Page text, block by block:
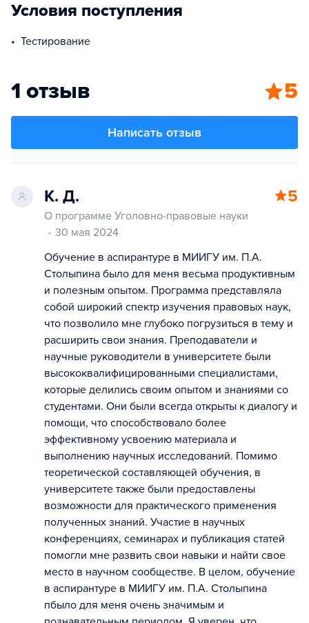
Условия поступления
тестирование
1 отзыв 5
Написать отзыв
К. Д. 5
О программе Уголовно-правовые науки
30 мая 2024
Обучение в аспирантуре в МИИГУ им. П.А.
Столыпина было для меня весьма продуктивным
и полезным опытом. Программа представляла
собой широкий спектр изучения правовых наук,
что позволило мне глубоко погрузиться в тему и
расширить свои знания. Преподаватели и
научные руководители в университете были
высококвалифицированными специалистами,
которые делились своим опытом и знаниями со
студентами. Они были всегда открыты к диалогу и
помощи, что способствовало более
эффективному усвоению материала и
выполнению научных исследований. Помимо
теоретической составляющей обучения, в
университете также были предоставлены
возможности для практического применения
полученных знаний. Участие в научных
конференциях, семинарах и публикация статей
помогли мне развить свои навыки и найти свое
место в научном сообществе. В целом, обучение
в аспирантуре в МИИГУ им. П.А. Столыпина
пбыло для меня очень значимым и